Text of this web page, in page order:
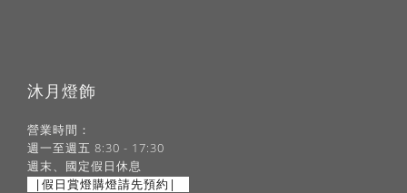
沐月燈飾
營業時間：
週一至週五 8:30 - 17:30
週末、國定假日休息
|假日賞燈購燈請先預約|